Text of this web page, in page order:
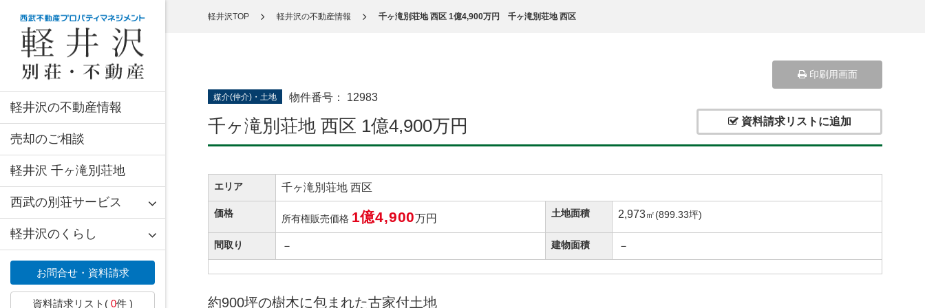
軽井沢の不動産情報
売却のご相談
軽井沢 千ヶ滝別荘地
西武の別荘サービス
軽井沢のくらし
お問合せ・資料請求
資料請求リスト( 0件 )
軽井沢TOP 軽井沢の不動産情報 千ヶ滝別荘地 西区 1億4,900万円 千ヶ滝別荘地 西区
印刷用画面
媒介(仲介)・土地 物件番号： 12983
千ヶ滝別荘地 西区 1億4,900万円 資料請求リストに追加
エリア 千ヶ滝別荘地 西区
価格 所有権販売価格 1億4,900万円
間取り －
土地面積 2,973㎡(899.33坪)
建物面積 －
約900坪の樹木に包まれた古家付土地